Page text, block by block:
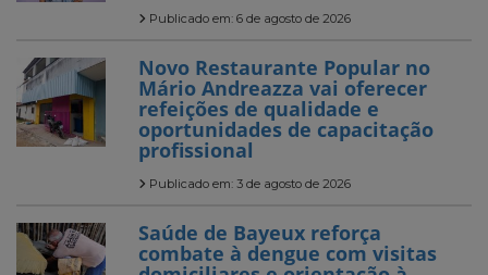
Publicado em: 6 de agosto de 2026
Novo Restaurante Popular no
Mário Andreazza vai oferecer
refeições de qualidade e
oportunidades de capacitação
profissional
Publicado em: 3 de agosto de 2026
Saúde de Bayeux reforça
combate à dengue com visitas